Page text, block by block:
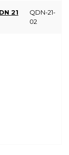
21
QDN-21-
02